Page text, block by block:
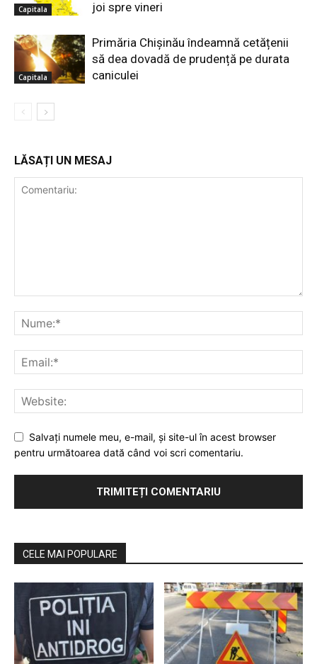
Capitala joi spre vineri
Capitala
Primăria Chișinău îndeamnă cetățenii
să dea dovadă de prudență pe durata
caniculei
LĂSAȚI UN MESAJ
Salvaţi numele meu, e-mail, şi site-ul în acest browser
pentru următoarea dată când voi scri comentariu.
CELE MAI POPULARE